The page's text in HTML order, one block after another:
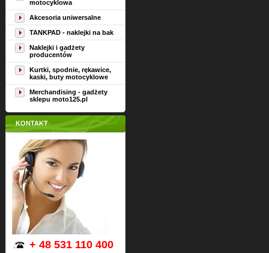
motocyklowa
Akcesoria uniwersalne
TANKPAD - naklejki na bak
Naklejki i gadżety
producentów
Kurtki, spodnie, rękawice,
kaski, buty motocyklowe
Merchandising - gadżety
sklepu moto125.pl
KONTAKT
+ 48 531 110 400